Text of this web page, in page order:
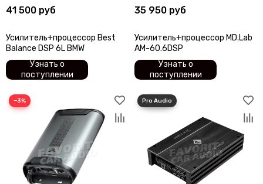
41 500 руб
Усилитель+процессор Best
Balance DSP 6L BMW
Узнать о
поступлении
35 950 руб
Усилитель+процессор MD.Lab
AM-60.6DSP
Узнать о
поступлении
−3%